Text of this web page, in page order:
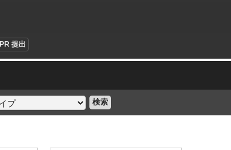
PR 提出
検索